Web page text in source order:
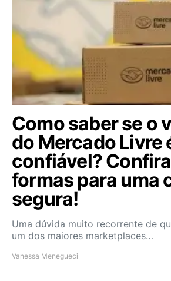
Como saber se o
do Mercado Livre
confiável?
formas para uma
segura!
Uma dúvida muito recorrente de
um dos maiores marketplaces…
Vanessa Menegueci